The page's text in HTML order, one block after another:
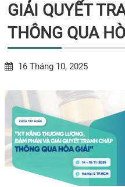
GIẢI QUYẾT
THÔNG QUA
16 Tháng 10, 2025